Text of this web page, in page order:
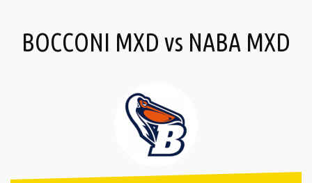
BOCCONI MXD vs NABA MXD